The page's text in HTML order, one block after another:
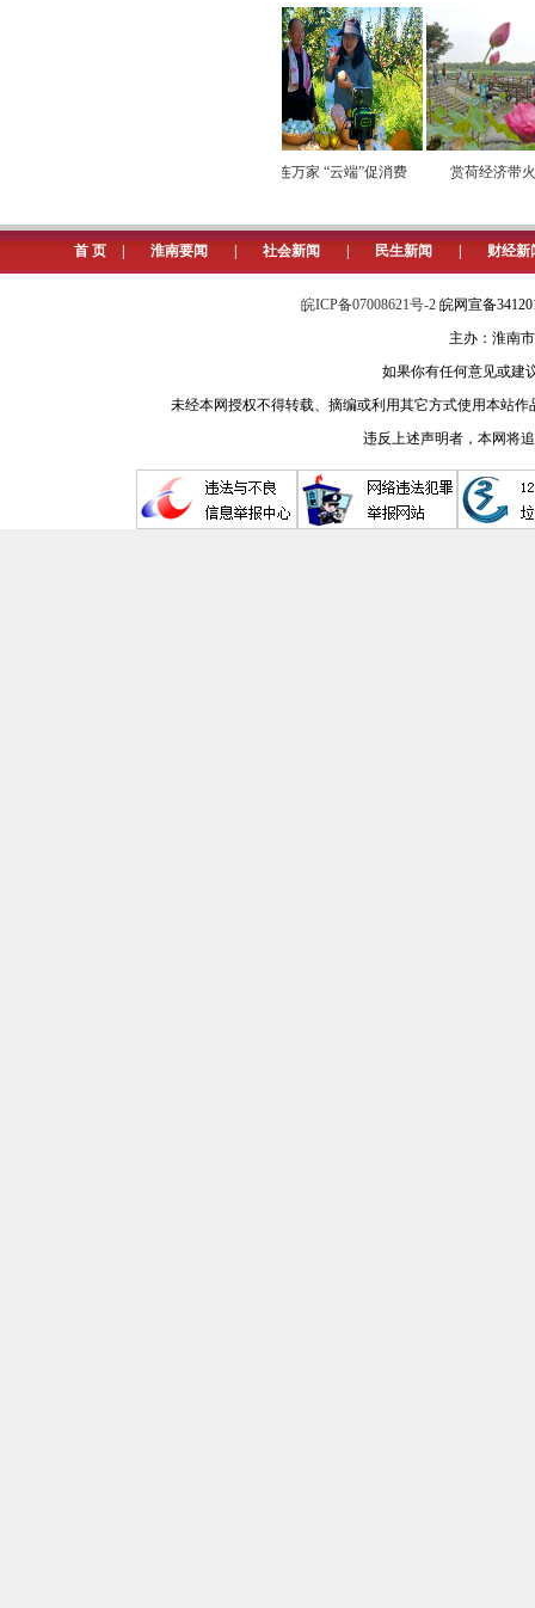
小屏连万家 “云端”促消费 赏荷经济带火
首 页 淮南要闻 社会新闻 民生新闻 财经新
皖ICP备07008621号-2 皖网宣备
主办：淮南
如果你有任何意见或建
未经本网授权不得转载、摘编或利用其它方式使用本站
违反上述声明者，本网将